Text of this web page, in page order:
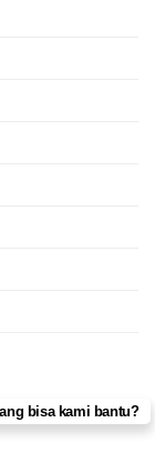
bisa kami bantu?